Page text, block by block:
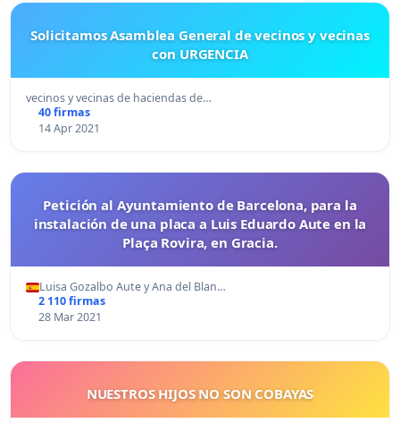
Solicitamos Asamblea General de vecinos y vecinas
con URGENCIA
vecinos y vecinas de haciendas de…
40 firmas
14 Apr 2021
Petición al Ayuntamiento de Barcelona, para la
instalación de una placa a Luis Eduardo Aute en la
Plaça Rovira, en Gracia.
Luisa Gozalbo Aute y Ana del Blan…
2 110 firmas
28 Mar 2021
NUESTROS HIJOS NO SON COBAYAS